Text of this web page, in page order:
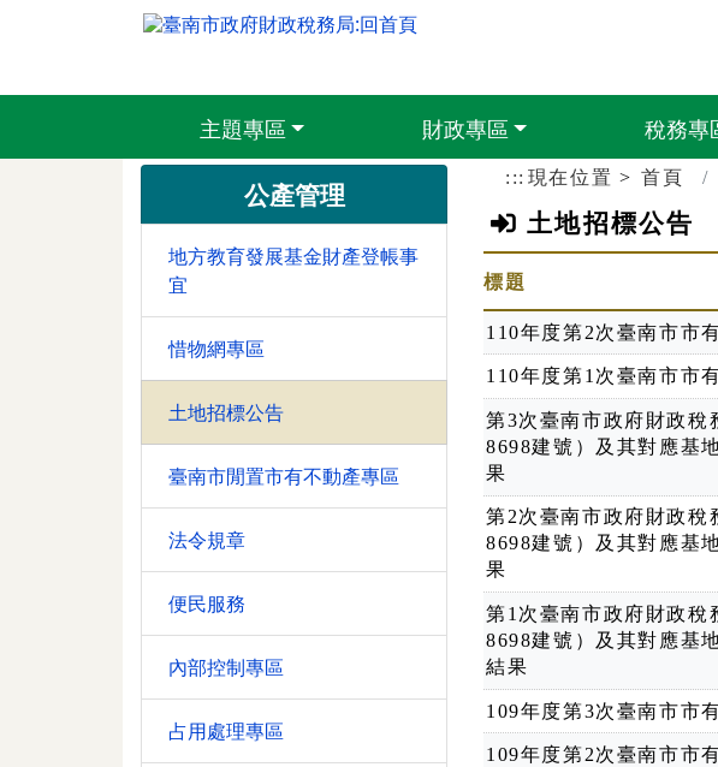
跳到主要內容區塊 臺南市政府財政稅務局
主題專區 財政專區 稅務專
公產管理
地方教育發展基金財產登帳事
宜
惜物網專區
土地招標公告
臺南市閒置市有不動產專區
法令規章
便民服務
內部控制專區
占用處理專區
::: 現在位置 首頁
土地招標公告
標題
110年度第2次臺南市市
110年度第1次臺南市市
第3次臺南市政府財政稅
8698建號）及其對應基
果
第2次臺南市政府財政稅
8698建號）及其對應基
果
第1次臺南市政府財政稅
8698建號）及其對應基
結果
109年度第3次臺南市市
109年度第2次臺南市市